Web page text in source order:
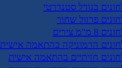
בגודל סטנדרטי
פרזול שחור
8 מ"מ צירים
הרמוניקה בהתאמה אישית
חזיתיים בהתאמה אישית